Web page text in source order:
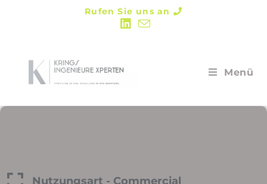
Rufen Sie uns an
Menü
Nutzungsart - Commercial